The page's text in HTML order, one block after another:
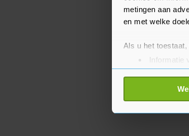
metingen aan
en met welke
Als u het
Informatie
Uw
Lees meer over
toestemming op